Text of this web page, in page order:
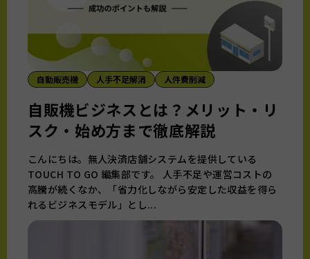
自動販売機 人手不足解消 人件費削減
自販機ビジネスとは？メリット・リ
スク・始め方まで徹底解説
こんにちは。無人決済店舗システムを提供している
TOUCH TO GO 編集部です。 人手不足や運営コストの
高騰が続くなか、「省力化しながら安定した収益を得ら
れるビジネスモデル」とし...